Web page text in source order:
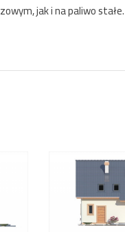
jak i na paliwo stałe.